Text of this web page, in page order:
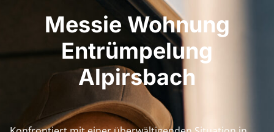
Messie Wohnung
Entrümpelung
Alpirsbach